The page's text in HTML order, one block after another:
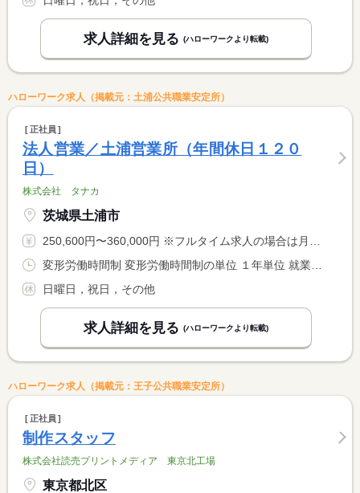
求人詳細を見る (ハローワークより転載)
ハローワーク求人（掲載元：土浦公共職業安定所）
正社員
法人営業／土浦営業所（年間休日１２０
日）
株式会社 タナカ
茨城県土浦市
250,600円〜360,000円 ※フルタイム求人の場合は月額（換算額）、パート求人の場合は時間額を表示しています。
日曜日，祝日，その他
求人詳細を見る (ハローワークより転載)
ハローワーク求人（掲載元：王子公共職業安定所）
正社員
制作スタッフ
株式会社読売プリントメディア 東京北工場
東京都北区